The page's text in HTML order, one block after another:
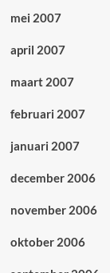
mei 2007
april 2007
maart 2007
februari 2007
januari 2007
december 2006
november 2006
oktober 2006